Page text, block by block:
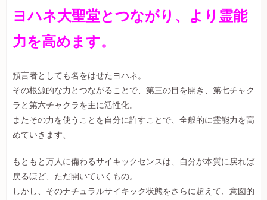
ヨハネ大聖堂とつながり、より霊能
力を高めます。
預言者としても名をはせたヨハネ。
その根源的な力とつながることで、第三の目を開き、第七チャク
ラと第六チャクラを主に活性化。
またその力を使うことを自分に許すことで、全般的に霊能力を高
めていきます、
もともと万人に備わるサイキックセンスは、自分が本質に戻れば
戻るほど、ただ開いていくもの。
しかし、そのナチュラルサイキック状態をさらに超えて、意図的